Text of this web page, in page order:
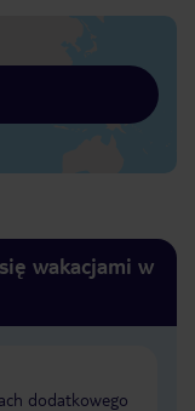
wakacjami w
dodatkowego